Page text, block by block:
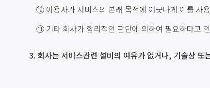
⑩ 이용자가 서비스의 본래 목적에 어긋나게 이를 사
⑪ 기타 회사가 합리적인 판단에 의하여 필요하다고
3. 회사는 서비스관련 설비의 여유가 없거나, 기술상